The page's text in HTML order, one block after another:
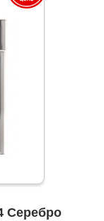
Серебро